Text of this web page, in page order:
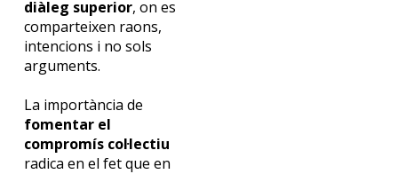
diàleg superior, on es
comparteixen raons,
intencions i no sols
arguments.
La importància de
fomentar el
compromís col·lectiu
radica en el fet que en